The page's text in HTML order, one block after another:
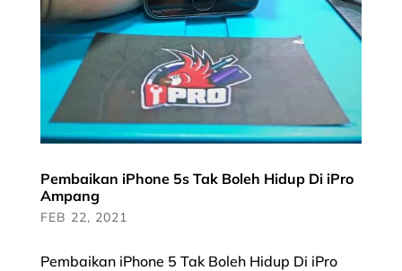
Pembaikan iPhone 5s Tak Boleh Hidup Di iPro
Ampang
FEB 22, 2021
Pembaikan iPhone 5 Tak Boleh Hidup Di iPro